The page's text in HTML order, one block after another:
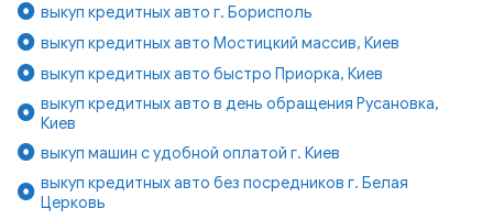
выкуп кредитных авто г. Борисполь
выкуп кредитных авто Мостицкий массив, Киев
выкуп кредитных авто быстро Приорка, Киев
выкуп кредитных авто в день обращения Русановка,
Киев
выкуп машин с удобной оплатой г. Киев
выкуп кредитных авто без посредников г. Белая
Церковь